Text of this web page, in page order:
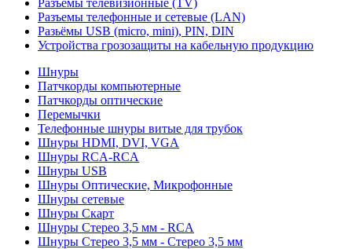
Разъемы телевизионные (TV)
Разъемы телефонные и сетевые (LAN)
Разьёмы USB (micro, mini), PIN, DIN
Устройства грозозащиты на кабельную продукцию
Шнуры
Патчкорды компьютерные
Патчкорды оптические
Перемычки
Телефонные шнуры витые для трубок
Шнуры HDMI, DVI, VGA
Шнуры RCA-RCA
Шнуры USB
Шнуры Оптические, Микрофонные
Шнуры сетевые
Шнуры Скарт
Шнуры Стерео 3,5 мм - RCA
Шнуры Стерео 3,5 мм - Стерео 3,5 мм